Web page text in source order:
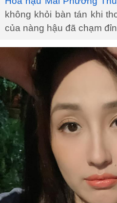
không khỏi bàn tán khi
của nàng hậu đã chạm